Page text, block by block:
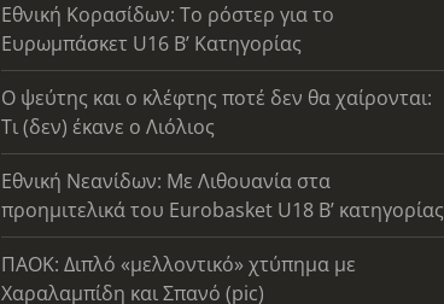
Εθνική Κορασίδων: Το ρόστερ για το
Ευρωμπάσκετ U16 B’ Κατηγορίας
Ο ψεύτης και ο κλέφτης ποτέ δεν θα χαίρονται:
Τι (δεν) έκανε ο Λιόλιος
Εθνική Νεανίδων: Με Λιθουανία στα
προημιτελικά του Eurobasket U18 Β’ κατηγορίας
ΠΑΟΚ: Διπλό «μελλοντικό» χτύπημα με
Χαραλαμπίδη και Σπανό (pic)